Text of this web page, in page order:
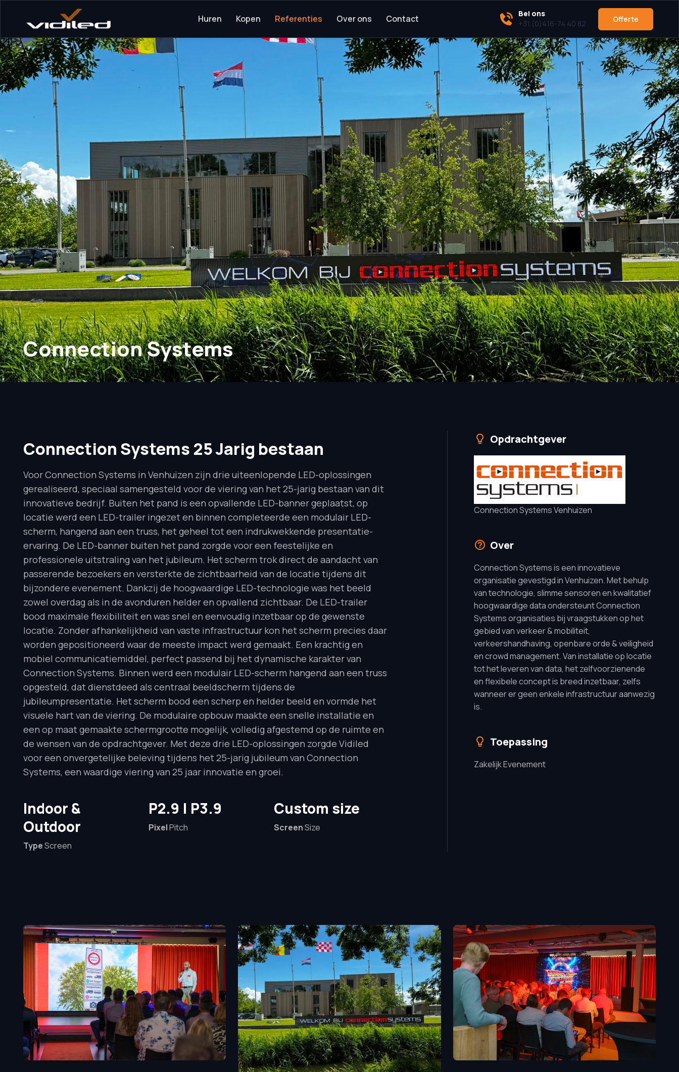
Huren Kopen Referenties Over ons Contact
Bel ons
+31 (0)416-74 40 82
Offerte
Connection Systems
Connection Systems 25 Jarig bestaan
Voor Connection Systems in Venhuizen zijn drie uiteenlopende LED-oplossingen
gerealiseerd, speciaal samengesteld voor de viering van het 25-jarig bestaan van dit
innovatieve bedrijf. Buiten het pand is een opvallende LED-banner geplaatst, op
locatie werd een LED-trailer ingezet en binnen completeerde een modulair LED-
scherm, hangend aan een truss, het geheel tot een indrukwekkende presentatie-
ervaring. De LED-banner buiten het pand zorgde voor een feestelijke en
professionele uitstraling van het jubileum. Het scherm trok direct de aandacht van
passerende bezoekers en versterkte de zichtbaarheid van de locatie tijdens dit
bijzondere evenement. Dankzij de hoogwaardige LED-technologie was het beeld
zowel overdag als in de avonduren helder en opvallend zichtbaar. De LED-trailer
bood maximale flexibiliteit en was snel en eenvoudig inzetbaar op de gewenste
locatie. Zonder afhankelijkheid van vaste infrastructuur kon het scherm precies daar
worden gepositioneerd waar de meeste impact werd gemaakt. Een krachtig en
mobiel communicatiemiddel, perfect passend bij het dynamische karakter van
Connection Systems. Binnen werd een modulair LED-scherm hangend aan een truss
opgesteld, dat dienstdeed als centraal beeldscherm tijdens de
jubileumpresentatie. Het scherm bood een scherp en helder beeld en vormde het
visuele hart van de viering. De modulaire opbouw maakte een snelle installatie en
een op maat gemaakte schermgrootte mogelijk, volledig afgestemd op de ruimte en
de wensen van de opdrachtgever. Met deze drie LED-oplossingen zorgde Vidiled
voor een onvergetelijke beleving tijdens het 25-jarig jubileum van Connection
Systems, een waardige viering van 25 jaar innovatie en groei.
Indoor &
Outdoor
TypeScreen
P2.9 | P3.9
PixelPitch
Custom size
ScreenSize
Opdrachtgever
Connection Systems Venhuizen
Over
Connection Systems is een innovatieve
organisatie gevestigd in Venhuizen. Met behulp
van technologie, slimme sensoren en kwalitatief
hoogwaardige data ondersteunt Connection
Systems organisaties bij vraagstukken op het
gebied van verkeer & mobiliteit,
verkeershandhaving, openbare orde & veiligheid
en crowd management. Van installatie op locatie
tot het leveren van data, het zelfvoorzienende
en flexibele concept is breed inzetbaar, zelfs
wanneer er geen enkele infrastructuur aanwezig
is.
Toepassing
Zakelijk Evenement